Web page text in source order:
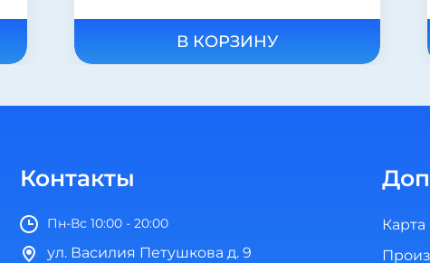
В КОРЗИНУ
Контакты
Пн-Вс 10:00 - 20:00
ул. Василия Петушкова д. 9
Карта